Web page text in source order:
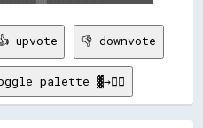
upvote 👎 downvote
palette ▓→✊🏽